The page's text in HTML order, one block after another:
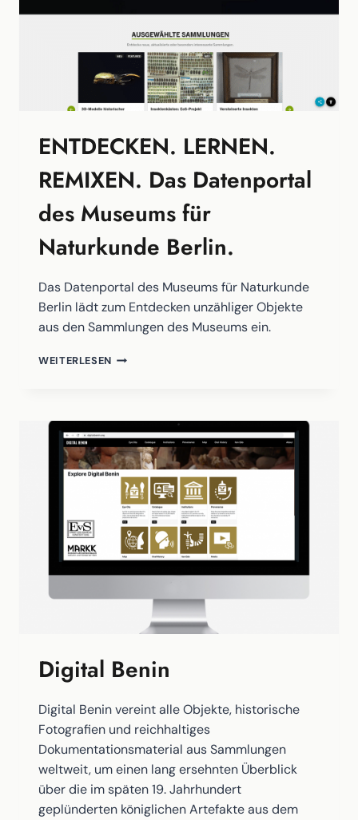
ENTDECKEN. LERNEN.
REMIXEN. Das Datenportal
des Museums für
Naturkunde Berlin.
Das Datenportal des Museums für Naturkunde
Berlin lädt zum Entdecken unzähliger Objekte
aus den Sammlungen des Museums ein.
WEITERLESEN ENTDECKEN.
DATENPORTAL
DES
MUSEUMS
FÜR
NATURKUNDE
BERLIN.
Digital Benin
Digital Benin vereint alle Objekte, historische
Fotografien und reichhaltiges
Dokumentationsmaterial aus Sammlungen
weltweit, um einen lang ersehnten Überblick
über die im späten 19. Jahrhundert
geplünderten königlichen Artefakte aus dem